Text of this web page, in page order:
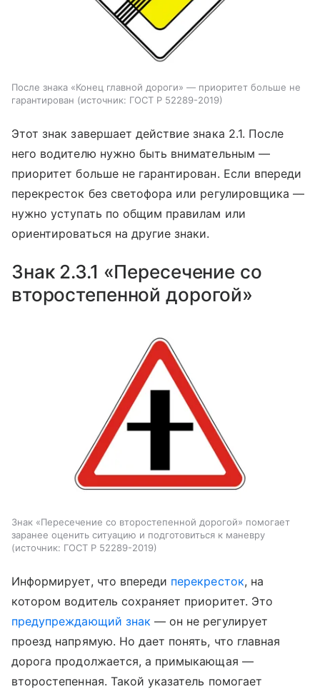
После знака «Конец главной дороги» — приоритет больше не
гарантирован
источник: ГОСТ Р 52289-2019
Этот знак завершает действие знака 2.1. После
него водителю нужно быть внимательным —
приоритет больше не гарантирован. Если впереди
перекресток без светофора или регулировщика —
нужно уступать по общим правилам или
ориентироваться на другие знаки.
Знак 2.3.1 «Пересечение со
второстепенной дорогой»
Знак «Пересечение со второстепенной дорогой» помогает
заранее оценить ситуацию и подготовиться к маневру
источник: ГОСТ Р 52289-2019
Информирует, что впереди перекресток, на
котором водитель сохраняет приоритет. Это
предупреждающий знак — он не регулирует
проезд напрямую. Но дает понять, что главная
дорога продолжается, а примыкающая —
второстепенная. Такой указатель помогает